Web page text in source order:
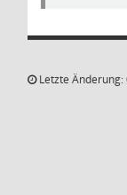
Letzte Änderung: